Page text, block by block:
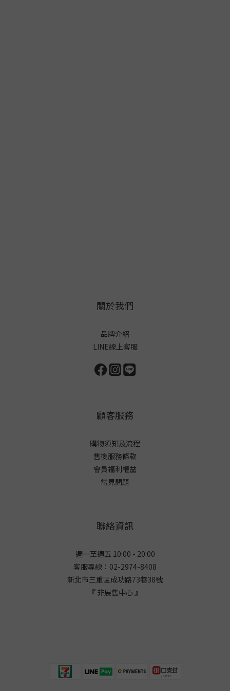
關於我們
品牌介紹
LINE線上客服
顧客服務
購物須知及流程
售後服務條款
會員福利權益
常見問題
聯絡資訊
週一至週五 10:00 - 20:00
客服專線：02-2974-8408
新北市三重區成功路73巷38號
『 非展售中心 』